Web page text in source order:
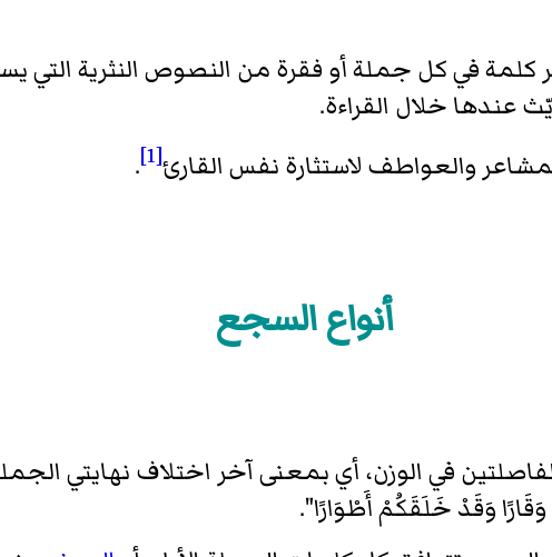
في كل جملة أو فقرة من النصوص النثرية التي
عندها خلال القراءة.
والعواطف لاستثارة نفس القارئ[1]
.
أنواع السجع
في الوزن، أي بمعنى آخر اختلاف نهايتي
وَقَدْ خَلَقَكُمْ أَطْوَارًا".